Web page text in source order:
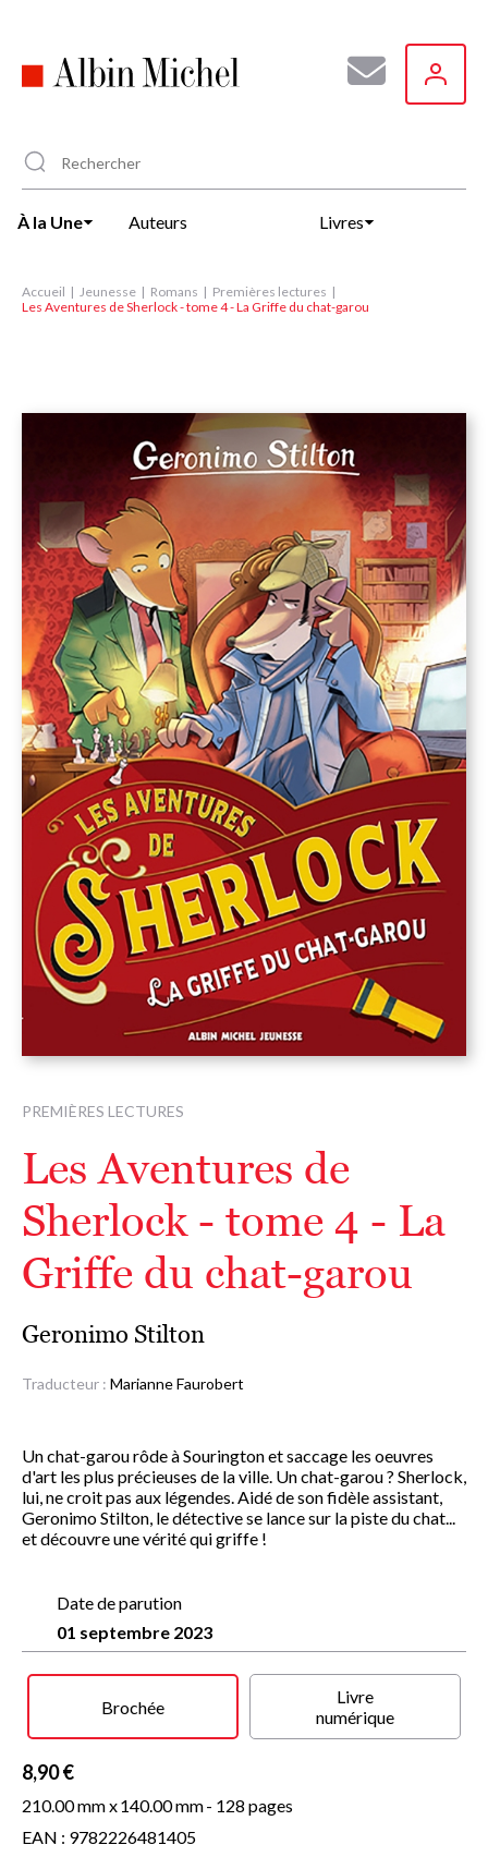
principal
À la Une Auteurs Livres
Accueil Jeunesse Romans
Premières lectures
Les Aventures de Sherlock - tome 4 - La Griffe du chat-garou
PREMIÈRES LECTURES
Les Aventures de
Sherlock - tome 4 - La
Griffe du chat-garou
Geronimo Stilton
Traducteur : Marianne Faurobert
Un chat-garou rôde à Sourington et saccage les oeuvres
d'art les plus précieuses de la ville. Un chat-garou ? Sherlock,
lui, ne croit pas aux légendes. Aidé de son fidèle assistant,
Geronimo Stilton, le détective se lance sur la piste du chat...
et découvre une vérité qui griffe !
Date de parution
01 septembre 2023
Brochée
Livre
numérique
8,90 €
210.00 mm x140.00 mm- 128 pages
EAN : 9782226481405